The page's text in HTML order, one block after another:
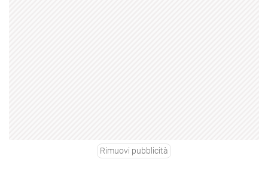
Rimuovi pubblicità